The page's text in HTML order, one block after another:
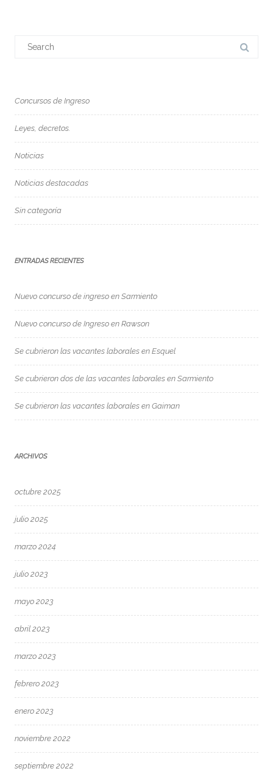
Concursos de Ingreso
Leyes, decretos.
Noticias
Noticias destacadas
Sin categoría
ENTRADAS RECIENTES
Nuevo concurso de ingreso en Sarmiento
Nuevo concurso de Ingreso en Rawson
Se cubrieron las vacantes laborales en Esquel
Se cubrieron dos de las vacantes laborales en Sarmiento
Se cubrieron las vacantes laborales en Gaiman
ARCHIVOS
octubre 2025
julio 2025
marzo 2024
julio 2023
mayo 2023
abril 2023
marzo 2023
febrero 2023
enero 2023
noviembre 2022
septiembre 2022